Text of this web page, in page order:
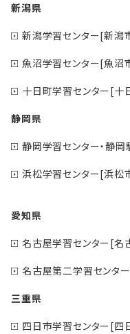
新潟県
新潟学習センター[新潟
魚沼学習センター[魚沼
十日町学習センター[十
静岡県
静岡学習センター・静
浜松学習センター[浜松
愛知県
名古屋学習センター[名
名古屋第二学習センタ
三重県
四日市学習センター[四